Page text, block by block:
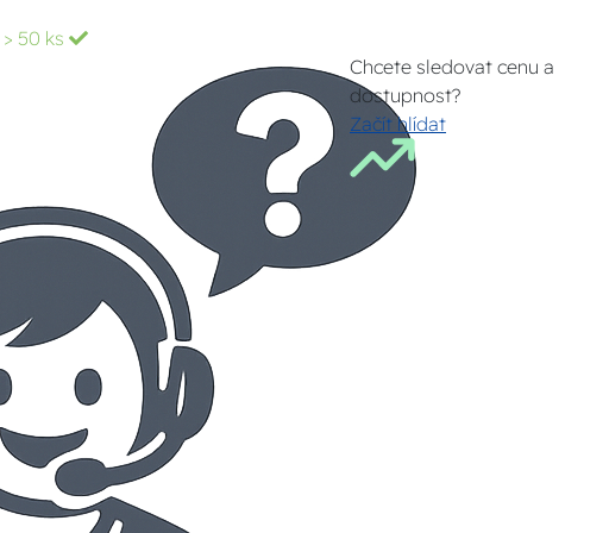
> 50 ks
Chcete sledovat cenu a
dostupnost?
Začít hlídat